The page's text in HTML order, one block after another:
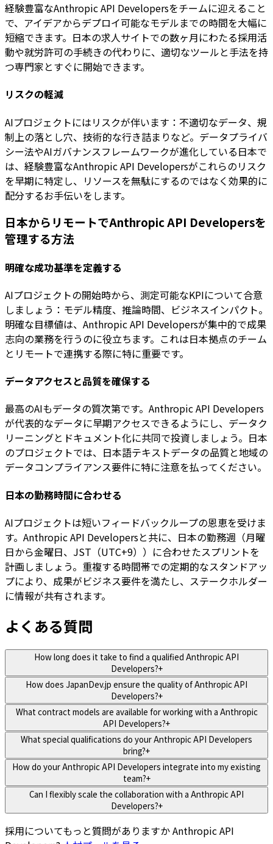
経験豊富なAnthropic API Developersをチームに迎えること
で、アイデアからデプロイ可能なモデルまでの時間を大幅に
短縮できます。日本の求人サイトでの数ヶ月にわたる採用活
動や就労許可の手続きの代わりに、適切なツールと手法を持
つ専門家とすぐに開始できます。
リスクの軽減
AIプロジェクトにはリスクが伴います：不適切なデータ、規
制上の落とし穴、技術的な行き詰まりなど。データプライバ
シー法やAIガバナンスフレームワークが進化している日本で
は、経験豊富なAnthropic API Developersがこれらのリスク
を早期に特定し、リソースを無駄にするのではなく効果的に
配分するお手伝いをします。
日本からリモートでAnthropic API Developersを
管理する方法
明確な成功基準を定義する
AIプロジェクトの開始時から、測定可能なKPIについて合意
しましょう：モデル精度、推論時間、ビジネスインパクト。
明確な目標値は、Anthropic API Developersが集中的で成果
志向の業務を行うのに役立ちます。これは日本拠点のチーム
とリモートで連携する際に特に重要です。
データアクセスと品質を確保する
最高のAIもデータの質次第です。Anthropic API Developers
が代表的なデータに早期アクセスできるようにし、データク
リーニングとドキュメント化に共同で投資しましょう。日本
のプロジェクトでは、日本語テキストデータの品質と地域の
データコンプライアンス要件に特に注意を払ってください。
日本の勤務時間に合わせる
AIプロジェクトは短いフィードバックループの恩恵を受けま
す。Anthropic API Developersと共に、日本の勤務週（月曜
日から金曜日、JST（UTC+9））に合わせたスプリントを
計画しましょう。重複する時間帯での定期的なスタンドアッ
プにより、成果がビジネス要件を満たし、ステークホルダー
に情報が共有されます。
よくある質問
How long does it take to find a qualified Anthropic API
Developers?+
How does JapanDev.jp ensure the quality of Anthropic API
Developers?+
What contract models are available for working with a Anthropic
API Developers?+
What special qualifications do your Anthropic API Developers
bring?+
How do your Anthropic API Developers integrate into my existing
team?+
Can I flexibly scale the collaboration with a Anthropic API
Developers?+
採用についてもっと質問がありますかAnthropic API